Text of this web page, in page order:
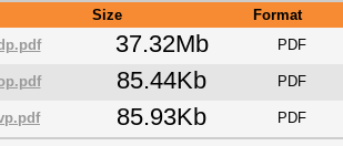
Size
Format
37.32Mb PDF
85.44Kb PDF
85.93Kb PDF